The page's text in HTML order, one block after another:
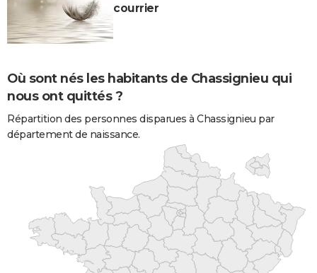
courrier
Où sont nés les habitants de Chassignieu qui
nous ont quittés ?
Répartition des personnes disparues à Chassignieu par
département de naissance.